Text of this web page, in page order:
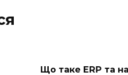
Що таке ERP та